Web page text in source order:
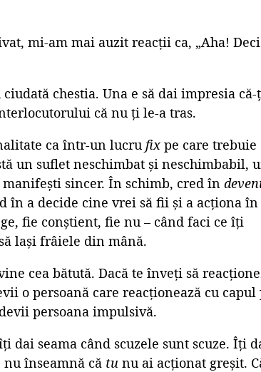
mi-am mai auzit reacții ca, „Aha!
chestia. Una e să dai impresia că-
că nu ți le-a tras.
ca într-un lucru fix pe care trebuie
un suflet neschimbat și neschimbabil,
sincer. În schimb, cred în
în a decide cine vrei să fii și a acționa în
fie conștient, fie nu – când faci ce îți
lași frâiele din mână.
cea bătută. Dacă te înveți să
o persoană care reacționează cu capul
persoana impulsivă.
dai seama când scuzele sunt scuze. Îți
nu înseamnă că tu nu ai acționat greșit.